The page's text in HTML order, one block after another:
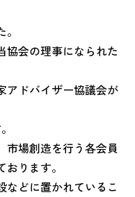
協会の理事になられた
アドバイザー協議会が
市場創造を行う各会員
ります。
などに置かれているこ